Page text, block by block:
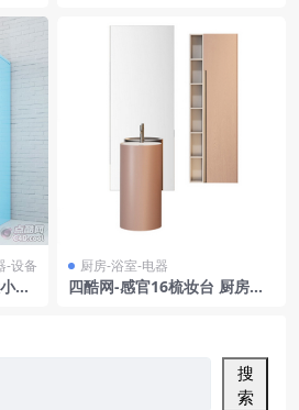
-设备
型
厨房-浴室-电器
四酷网-感官16梳妆台 厨房浴
搜
索